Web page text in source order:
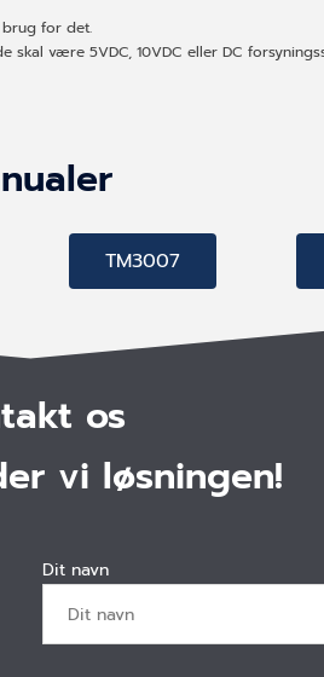
brug for det.
skal være 5VDC, 10VDC eller DC
TM3007
os
vi løsningen!
Dit navn